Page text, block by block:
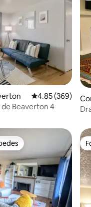
evaluaciones
Calificación
4.85 (369)
Beaverton 4